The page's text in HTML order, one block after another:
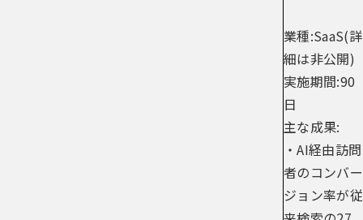
業種:SaaS(詳
細は非公開)
実施期間:90
日
主な成果:
・AI経由訪問
者のコンバー
ジョン率が従